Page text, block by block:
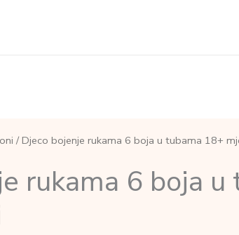
/ Djeco bojenje rukama 6 boja u tubama 18+
rukama 6 boja u